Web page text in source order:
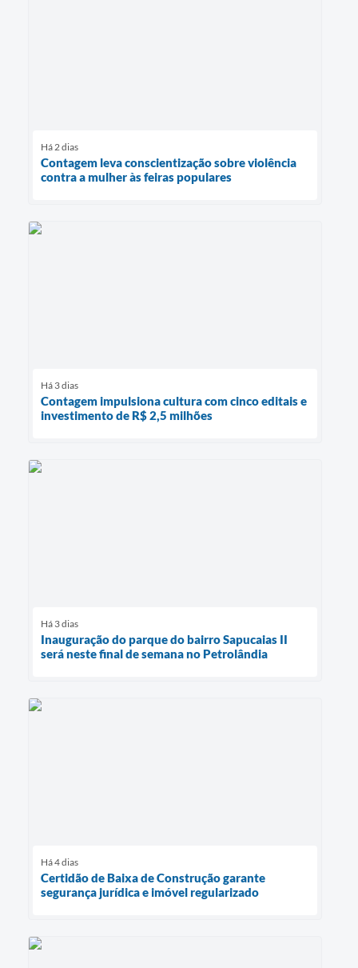
Há 2 dias
Contagem leva conscientização sobre violência
contra a mulher às feiras populares
Há 3 dias
Contagem impulsiona cultura com cinco editais e
investimento de R$ 2,5 milhões
Há 3 dias
Inauguração do parque do bairro Sapucaias II
será neste final de semana no Petrolândia
Há 4 dias
Certidão de Baixa de Construção garante
segurança jurídica e imóvel regularizado